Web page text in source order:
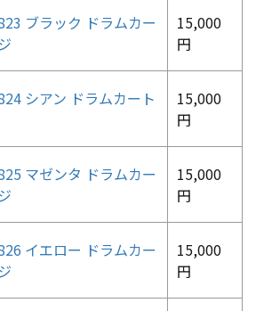
ブラック ドラムカー
15,000
円
シアン ドラムカート
15,000
円
マゼンタ ドラムカー
15,000
円
イエロー ドラムカー
15,000
円